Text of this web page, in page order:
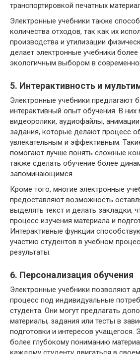
транспортировкой печатных
Электронные учебники также
количества отходов, так как их
производства и утилизации
делает электронные учебники
экологичным выбором в
5. Интерактивность и
Электронные учебники предлагают
интерактивный опыт обучения. В
видеоролики, аудиофайлы, анимации
задания, которые делают процесс
увлекательным и эффективным.
помогают лучше понять сложные
также сделать обучение более
запоминающимся.
Кроме того, многие электронные
предоставляют возможность
выделять текст и делать закладки,
процесс изучения материала и
Интерактивные функции
участию студентов в учебном
результаты.
6. Персонализация обучения
Электронные учебники позволяют
процесс под индивидуальные
студента. Они могут предлагать
материалы, задания или тесты в
подготовки и интересов учащегося.
более глубокому пониманию